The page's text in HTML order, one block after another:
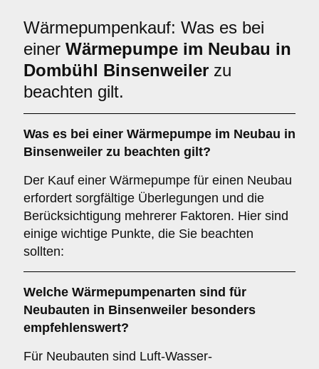
Wärmepumpenkauf: Was es bei
einer Wärmepumpe im Neubau in
Dombühl Binsenweiler zu
beachten gilt.
Was es bei einer Wärmepumpe im Neubau in
Binsenweiler zu beachten gilt?
Der Kauf einer Wärmepumpe für einen Neubau
erfordert sorgfältige Überlegungen und die
Berücksichtigung mehrerer Faktoren. Hier sind
einige wichtige Punkte, die Sie beachten
sollten:
Welche Wärmepumpenarten sind für
Neubauten in Binsenweiler besonders
empfehlenswert?
Für Neubauten sind Luft-Wasser-